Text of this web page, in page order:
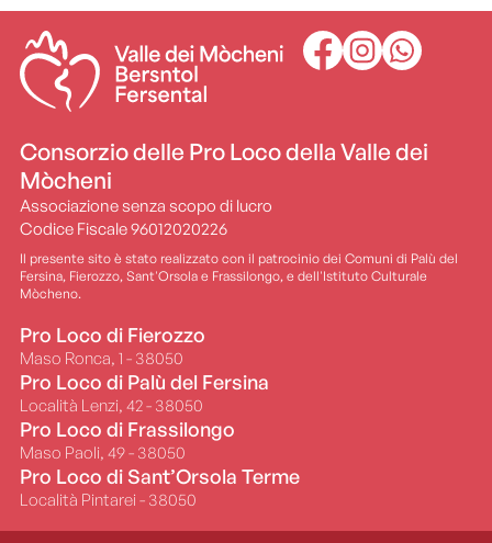
Consorzio delle Pro Loco della Valle dei
Mòcheni
Associazione senza scopo di lucro
Codice Fiscale 96012020226
Il presente sito è stato realizzato con il patrocinio dei Comuni di Palù del
Fersina, Fierozzo, Sant'Orsola e Frassilongo, e dell'Istituto Culturale
Mòcheno.
Pro Loco di Fierozzo
Maso Ronca, 1 - 38050
Pro Loco di Palù del Fersina
Località Lenzi, 42 - 38050
Pro Loco di Frassilongo
Maso Paoli, 49 - 38050
Pro Loco di Sant’Orsola Terme
Località Pintarei - 38050